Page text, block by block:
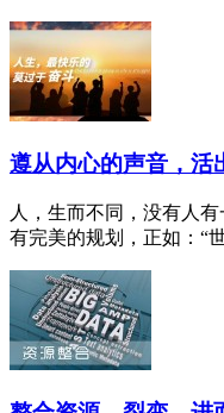
遵从内心的声音，活
人，生而不同，没有人
有完美的规划，正如：“